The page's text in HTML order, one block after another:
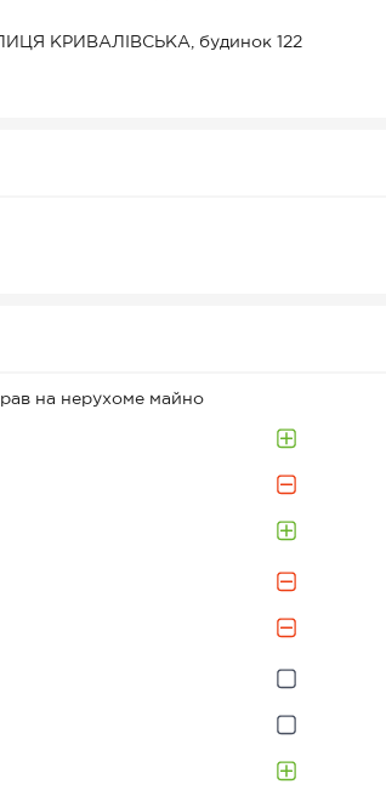
КРИВАЛІВСЬКА, будинок 122
на нерухоме майно